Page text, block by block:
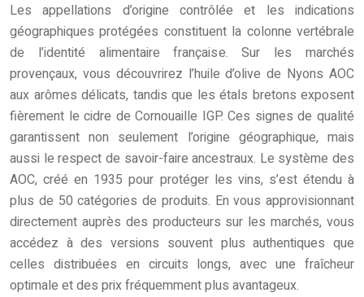
Les appellations d’origine contrôlée et les indications
géographiques protégées constituent la colonne vertébrale
de l’identité alimentaire française. Sur les marchés
provençaux, vous découvrirez l’huile d’olive de Nyons AOC
aux arômes délicats, tandis que les étals bretons exposent
fièrement le cidre de Cornouaille IGP. Ces signes de qualité
garantissent non seulement l’origine géographique, mais
aussi le respect de savoir-faire ancestraux. Le système des
AOC, créé en 1935 pour protéger les vins, s’est étendu à
plus de 50 catégories de produits. En vous approvisionnant
directement auprès des producteurs sur les marchés, vous
accédez à des versions souvent plus authentiques que
celles distribuées en circuits longs, avec une fraîcheur
optimale et des prix fréquemment plus avantageux.